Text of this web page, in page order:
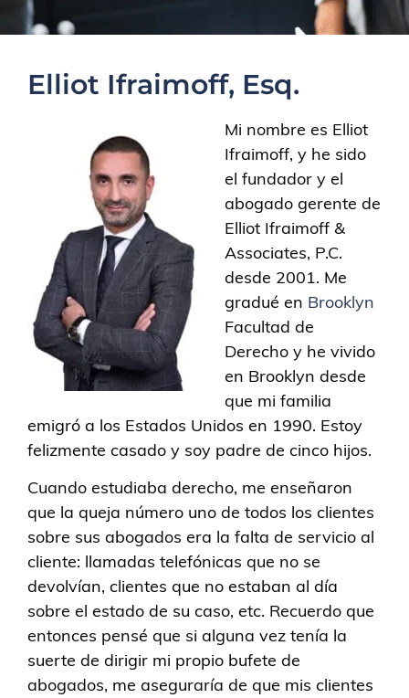
Elliot Ifraimoff, Esq.
Mi nombre es Elliot
Ifraimoff, y he sido
el fundador y el
abogado gerente de
Elliot Ifraimoff &
Associates, P.C.
desde 2001. Me
gradué en Brooklyn
Facultad de
Derecho y he vivido
en Brooklyn desde
que mi familia
emigró a los Estados Unidos en 1990. Estoy
felizmente casado y soy padre de cinco hijos.
Cuando estudiaba derecho, me enseñaron
que la queja número uno de todos los clientes
sobre sus abogados era la falta de servicio al
cliente: llamadas telefónicas que no se
devolvían, clientes que no estaban al día
sobre el estado de su caso, etc. Recuerdo que
entonces pensé que si alguna vez tenía la
suerte de dirigir mi propio bufete de
abogados, me aseguraría de que mis clientes